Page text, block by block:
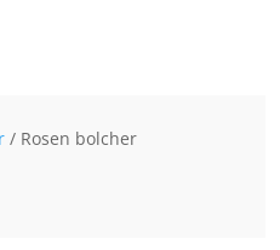
/ Rosen bolcher